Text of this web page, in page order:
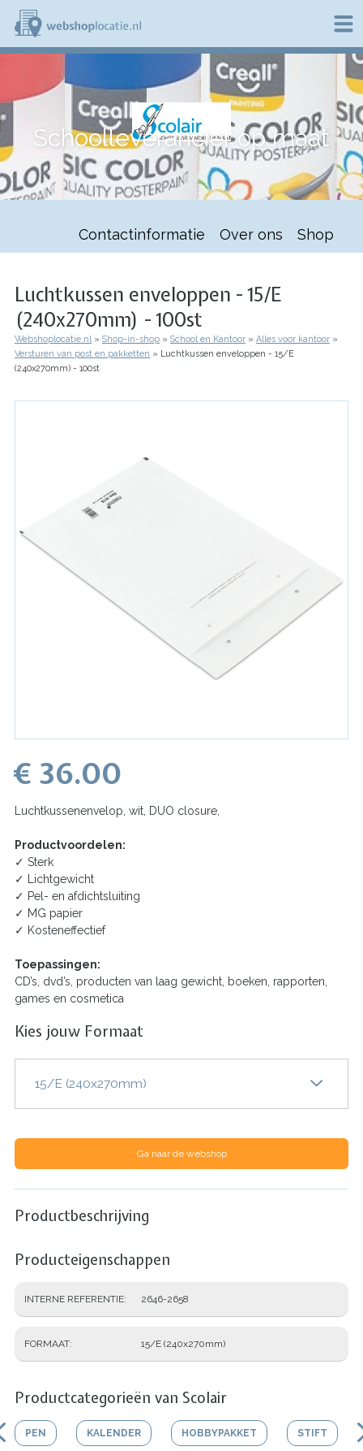
Overslaan
naar
de
s
p
o
c
Schoolleverancier op maat
Contactinformatie Over ons Shop
Luchtkussen enveloppen - 15/E
(240x270mm) - 100st
Kruimelpad
Webshoplocatie.nl Shop-in-shop School en Kantoor
Alles voor kantoor
Versturen van post en pakketten
Luchtkussen enveloppen - 15/E
(240x270mm) - 100st
€ 36.00
Luchtkussenenvelop, wit, DUO closure,
Productvoordelen:
✓ Sterk
✓
Lichtgewicht
✓ Pel- en afdichtsluiting
✓ MG papier
✓ Kosteneffectief
Toepassingen:
CD’s, dvd’s, producten van laag gewicht, boeken, rapporten,
games en cosmetica
Kies jouw Formaat
15/E (240x270mm)
Ga naar de webshop
Productbeschrijving
Producteigenschappen
INTERNE REFERENTIE 2646-2658
FORMAAT 15/E (240x270mm)
Productcategorieën van Scolair
PEN KALENDER HOBBYPAKKET STIFT